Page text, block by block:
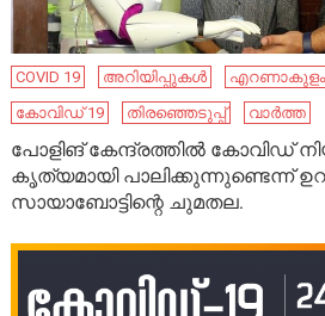
COVID 19 അറിയിപ്പുകൾ എറണാകുളം
കോവിഡ് 19
തിരഞ്ഞെടുപ്പ് വാർത്ത
പോളിങ് കേന്ദ്രത്തിൽ കോവിഡ്
കൃത്യമായി പാലിക്കുന്നുണ്ടെന്ന്
സായാബോട്ടിന്റെ ചുമതല.